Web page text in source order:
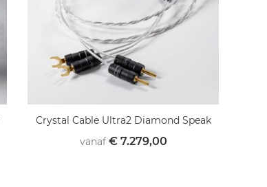
Crystal Cable Ultra2 Diamond Speak
vanaf € 7.279,00